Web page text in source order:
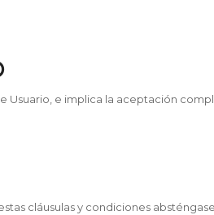
e implica la aceptación
cláusulas y condiciones